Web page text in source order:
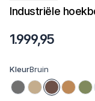
Industriële
1.999,95
KleurBruin